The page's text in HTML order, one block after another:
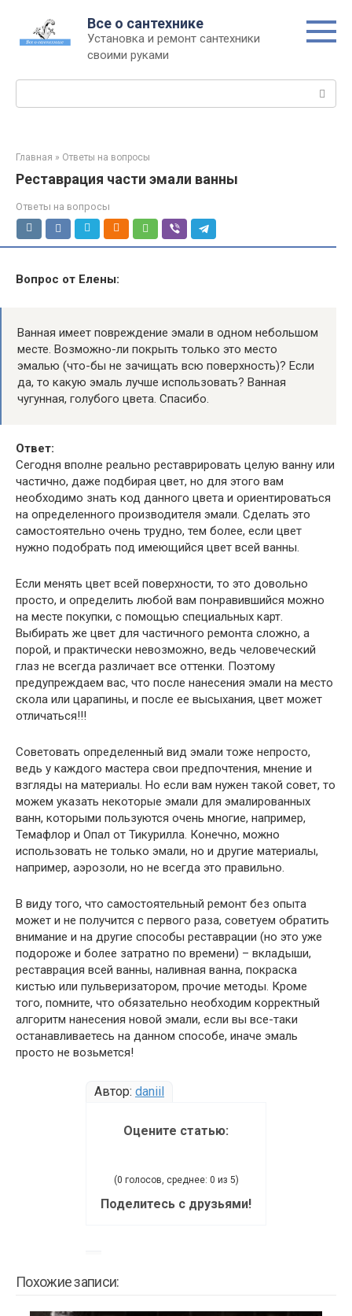
контенту
Все о сантехнике
Установка и ремонт сантехники
своими руками
Главная » Ответы на вопросы
Реставрация части эмали ванны
Ответы на вопросы
Вопрос от Елены:
Ванная имеет повреждение эмали в одном небольшом
месте. Возможно-ли покрыть только это место
эмалью (что-бы не зачищать всю поверхность)? Если
да, то какую эмаль лучше использовать? Ванная
чугунная, голубого цвета. Спасибо.
Ответ:
Сегодня вполне реально реставрировать целую ванну или
частично, даже подбирая цвет, но для этого вам
необходимо знать код данного цвета и ориентироваться
на определенного производителя эмали. Сделать это
самостоятельно очень трудно, тем более, если цвет
нужно подобрать под имеющийся цвет всей ванны.
Если менять цвет всей поверхности, то это довольно
просто, и определить любой вам понравившийся можно
на месте покупки, с помощью специальных карт.
Выбирать же цвет для частичного ремонта сложно, а
порой, и практически невозможно, ведь человеческий
глаз не всегда различает все оттенки. Поэтому
предупреждаем вас, что после нанесения эмали на место
скола или царапины, и после ее высыхания, цвет может
отличаться!!!
Советовать определенный вид эмали тоже непросто,
ведь у каждого мастера свои предпочтения, мнение и
взгляды на материалы. Но если вам нужен такой совет, то
можем указать некоторые эмали для эмалированных
ванн, которыми пользуются очень многие, например,
Темафлор и Опал от Тикурилла. Конечно, можно
использовать не только эмали, но и другие материалы,
например, аэрозоли, но не всегда это правильно.
В виду того, что самостоятельный ремонт без опыта
может и не получится с первого раза, советуем обратить
внимание и на другие способы реставрации (но это уже
подороже и более затратно по времени) – вкладыши,
реставрация всей ванны, наливная ванна, покраска
кистью или пульверизатором, прочие методы. Кроме
того, помните, что обязательно необходим корректный
алгоритм нанесения новой эмали, если вы все-таки
останавливаетесь на данном способе, иначе эмаль
просто не возьмется!
Автор: daniil
Оцените статью:
(0 голосов, среднее: 0 из 5)
Поделитесь с друзьями!
Похожие записи: